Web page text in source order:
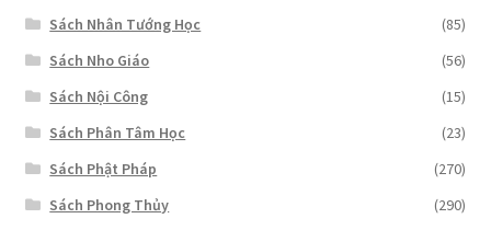
Sách Nhân Tướng Học
(85)
Sách Nho Giáo
(56)
Sách Nội Công
(15)
Sách Phân Tâm Học
(23)
Sách Phật Pháp
(270)
Sách Phong Thủy
(290)